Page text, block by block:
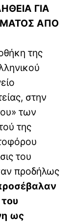
ΓΙΑ
ΑΠΟ
της
στην
των
της
του
προδήλως
ως